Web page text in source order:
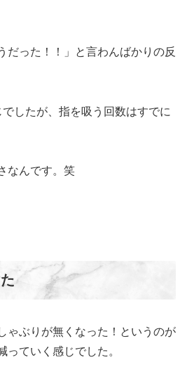
だった！！」と言わんばかりの反
したが、指を吸う回数はすでに
なんです。笑
ゃぶりが無くなった！というのが
っていく感じでした。